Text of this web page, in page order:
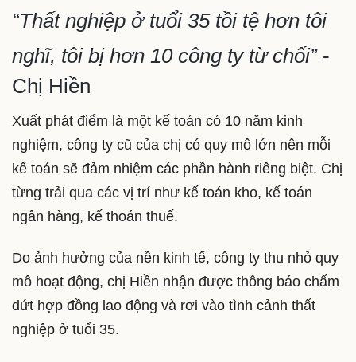
“Thất nghiệp ở tuổi 35 tồi tệ hơn tôi
nghĩ, tôi bị hơn 10 công ty từ chối”-
Chị Hiền
Xuất phát điểm là một kế toán có 10 năm kinh
nghiệm, công ty cũ của chị có quy mô lớn nên mỗi
kế toán sẽ đảm nhiệm các phần hành riêng biệt. Chị
từng trải qua các vị trí như kế toán kho, kế toán
ngân hàng, kế thoán thuế.
Do ảnh hưởng của nền kinh tế, công ty thu nhỏ quy
mô hoạt động, chị Hiền nhận được thông báo chấm
dứt hợp đồng lao động và rơi vào tình cảnh thất
nghiệp ở tuổi 35.